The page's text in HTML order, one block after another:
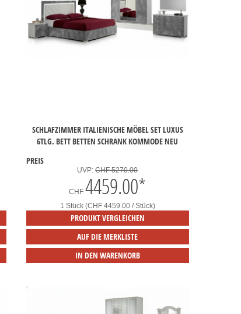
SCHLAFZIMMER ITALIENISCHE MÖBEL SET LUXUS
6TLG. BETT BETTEN SCHRANK KOMMODE NEU
PREIS
UVP:CHF 5270.00
CHF 4459.00*
1 Stück (CHF 4459.00 / Stück)
PRODUKT VERGLEICHEN
AUF DIE MERKLISTE
IN DEN WARENKORB